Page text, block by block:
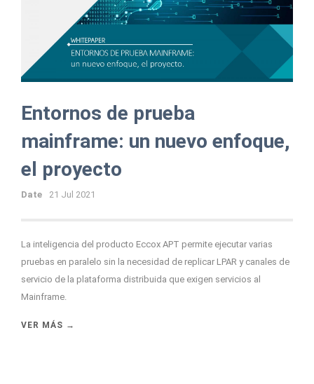
Entornos de prueba
mainframe: un nuevo enfoque,
el proyecto
Date 21 Jul 2021
La inteligencia del producto Eccox APT permite ejecutar varias
pruebas en paralelo sin la necesidad de replicar LPAR y canales de
servicio de la plataforma distribuida que exigen servicios al
Mainframe.
VER MÁS →